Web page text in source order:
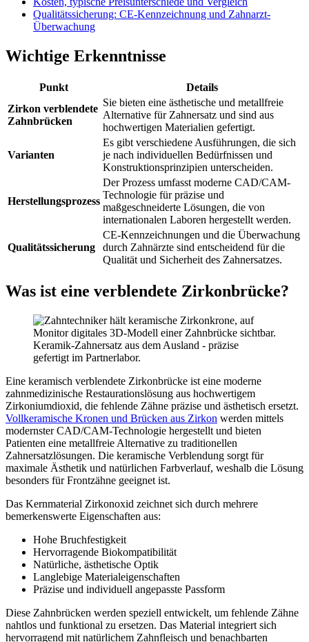
Qualitätssicherung: CE-Kennzeichnung und Zahnarzt-
Überwachung
Wichtige Erkenntnisse
Punkt
Details
Zirkon verblendete
Zahnbrücken
Sie bieten eine ästhetische und metallfreie
Alternative für Zahnersatz und sind aus
hochwertigen Materialien gefertigt.
Varianten
Es gibt verschiedene Ausführungen, die sich
je nach individuellen Bedürfnissen und
Konstruktionsprinzipien unterscheiden.
Herstellungsprozess
Der Prozess umfasst moderne CAD/CAM-
Technologie für präzise und
maßgeschneiderte Lösungen, die von
internationalen Laboren hergestellt werden.
Qualitätssicherung
CE-Kennzeichnungen und die Überwachung
durch Zahnärzte sind entscheidend für die
Qualität und Sicherheit des Zahnersatzes.
Was ist eine verblendete Zirkonbrücke?
Keramik-Zahnersatz aus dem Ausland - präzise
gefertigt im Partnerlabor.
Eine keramisch verblendete Zirkonbrücke ist eine moderne
zahnmedizinische Restaurationslösung aus hochwertigem
Zirkoniumdioxid, die fehlende Zähne präzise und ästhetisch ersetzt.
Vollkeramische Kronen und Brücken aus Zirkon werden mittels
modernster CAD/CAM-Technologie hergestellt und bieten
Patienten eine metallfreie Alternative zu traditionellen
Zahnersatzlösungen. Die keramische Verblendung sorgt für
maximale Ästhetik und natürlichen Farbverlauf, weshalb die Lösung
besonders für Frontzähne geeignet ist.
Das Kernmaterial Zirkonoxid zeichnet sich durch mehrere
bemerkenswerte Eigenschaften aus:
Hohe Bruchfestigkeit
Hervorragende Biokompatibilität
Natürliche, ästhetische Optik
Langlebige Materialeigenschaften
Präzise und individuell angepasste Passform
Diese Zahnbrücken werden speziell entwickelt, um fehlende Zähne
nahtlos und funktional zu ersetzen. Das Material integriert sich
hervorragend mit natürlichem Zahnfleisch und benachbarten